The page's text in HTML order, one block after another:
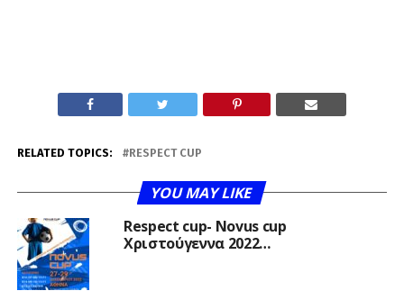
RELATED TOPICS: RESPECT CUP
YOU MAY LIKE
Respect cup- Novus cup
Χριστούγεννα 2022…